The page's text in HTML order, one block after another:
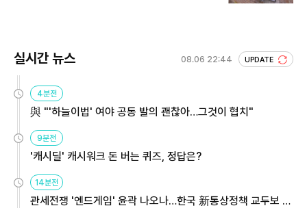
실시간 뉴스 08.06 22:44 UPDATE
4분전
與 "'하늘이법' 여야 공동 발의 괜찮아…그것이 협치"
9분전
'캐시딜' 캐시워크 돈 버는 퀴즈, 정답은?
14분전
관세전쟁 '엔드게임' 윤곽 나오나…한국 新통상정책 교두보 활